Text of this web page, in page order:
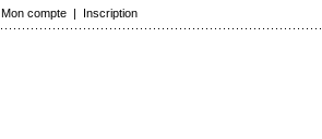
Mon compte | Inscription